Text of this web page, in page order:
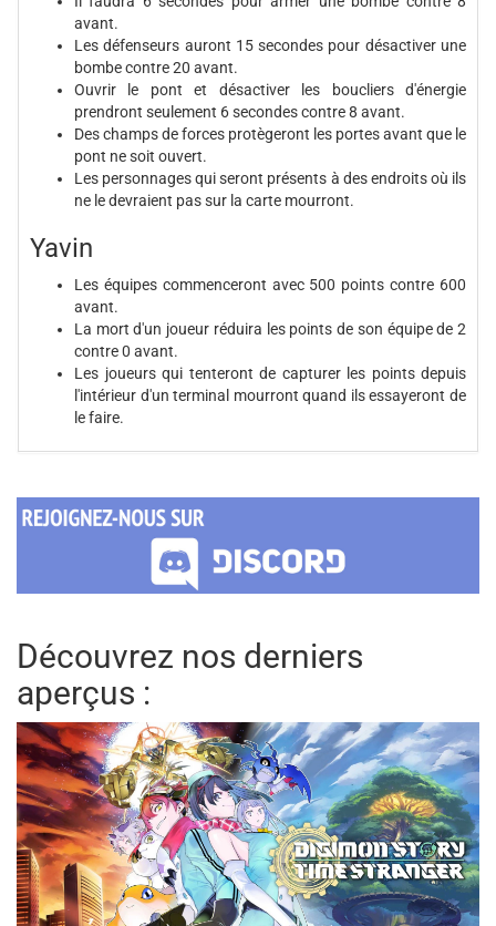
avant.
Les défenseurs auront 15 secondes pour désactiver une
bombe contre 20 avant.
Ouvrir le pont et désactiver les boucliers d'énergie
prendront seulement 6 secondes contre 8 avant.
Des champs de forces protègeront les portes avant que le
pont ne soit ouvert.
Les personnages qui seront présents à des endroits où ils
ne le devraient pas sur la carte mourront.
Yavin
Les équipes commenceront avec 500 points contre 600
avant.
La mort d'un joueur réduira les points de son équipe de 2
contre 0 avant.
Les joueurs qui tenteront de capturer les points depuis
l'intérieur d'un terminal mourront quand ils essayeront de
le faire.
Découvrez nos derniers
aperçus :